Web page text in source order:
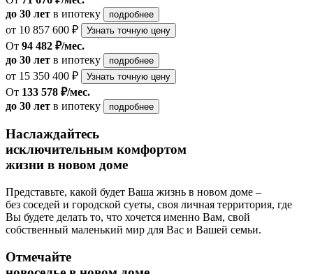
до 30 лет в ипотеку подробнее
от 10 857 600 ₽ Узнать точную цену
От 94 482 ₽/мес.
до 30 лет в ипотеку подробнее
от 15 350 400 ₽ Узнать точную цену
От 133 578 ₽/мес.
до 30 лет в ипотеку подробнее
Наслаждайтесь
исключительным комфортом
жизни в новом доме
Представьте, какой будет Ваша жизнь в новом доме –
без соседей и городской суеты, своя личная территория, где
Вы будете делать то, что хочется именно Вам, свой
собственный маленький мир для Вас и Вашей семьи.
Отмечайте